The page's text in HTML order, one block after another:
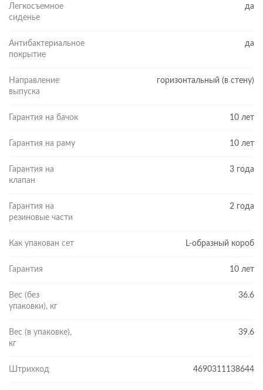
Легкосъемное
сиденье
да
Антибактериальное
покрытие
да
Направление
выпуска
горизонтальный (в стену)
Гарантия на бачок 10 лет
Гарантия на раму 10 лет
Гарантия на
клапан
3 года
Гарантия на
резиновые части
2 года
Как упакован сет L-образный короб
Гарантия 10 лет
Вес (без
упаковки), кг
36.6
Вес (в упаковке),
кг
39.6
Штрихкод 4690311138644